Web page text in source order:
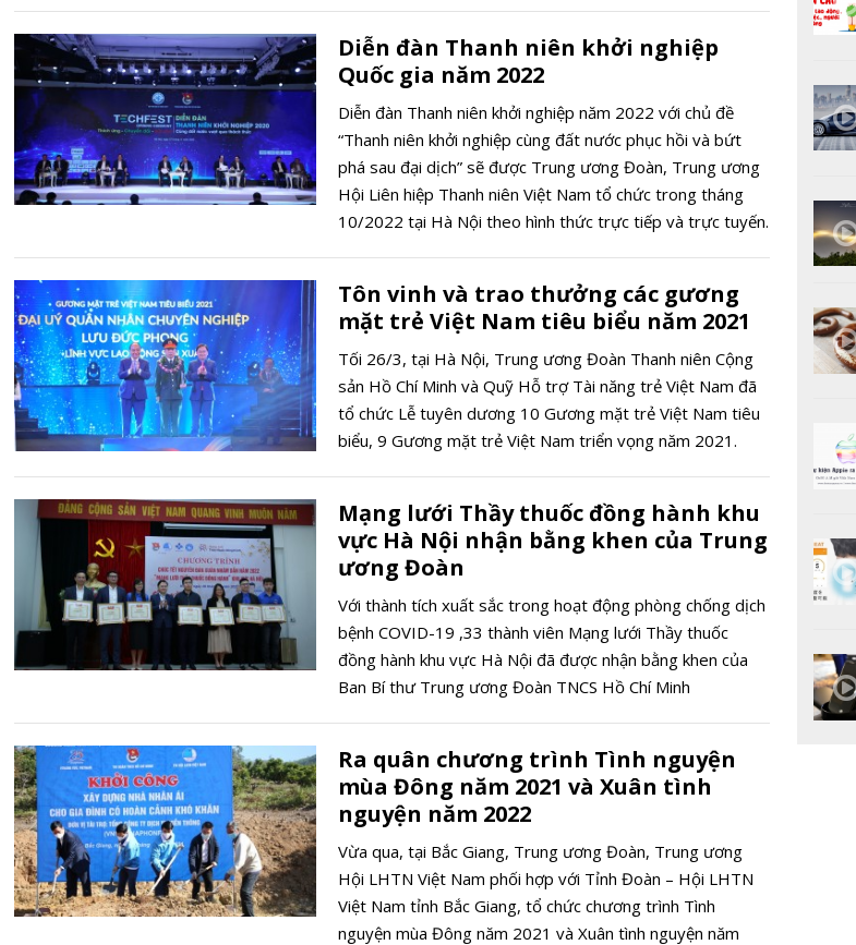
Diễn đàn Thanh niên khởi nghiệp
Quốc gia năm 2022
Diễn đàn Thanh niên khởi nghiệp năm 2022 với chủ đề
“Thanh niên khởi nghiệp cùng đất nước phục hồi và bứt
phá sau đại dịch” sẽ được Trung ương Đoàn, Trung ương
Hội Liên hiệp Thanh niên Việt Nam tổ chức trong tháng
10/2022 tại Hà Nội theo hình thức trực tiếp và trực tuyến.
Tôn vinh và trao thưởng các gương
mặt trẻ Việt Nam tiêu biểu năm 2021
Tối 26/3, tại Hà Nội, Trung ương Đoàn Thanh niên Cộng
sản Hồ Chí Minh và Quỹ Hỗ trợ Tài năng trẻ Việt Nam đã
tổ chức Lễ tuyên dương 10 Gương mặt trẻ Việt Nam tiêu
biểu, 9 Gương mặt trẻ Việt Nam triển vọng năm 2021.
Mạng lưới Thầy thuốc đồng hành khu
vực Hà Nội nhận bằng khen của Trung
ương Đoàn
Với thành tích xuất sắc trong hoạt động phòng chống dịch
bệnh COVID-19 ,33 thành viên Mạng lưới Thầy thuốc
đồng hành khu vực Hà Nội đã được nhận bằng khen của
Ban Bí thư Trung ương Đoàn TNCS Hồ Chí Minh
Ra quân chương trình Tình nguyện
mùa Đông năm 2021 và Xuân tình
nguyện năm 2022
Vừa qua, tại Bắc Giang, Trung ương Đoàn, Trung ương
Hội LHTN Việt Nam phối hợp với Tỉnh Đoàn – Hội LHTN
Việt Nam tỉnh Bắc Giang, tổ chức chương trình Tình
nguyện mùa Đông năm 2021 và Xuân tình nguyện năm